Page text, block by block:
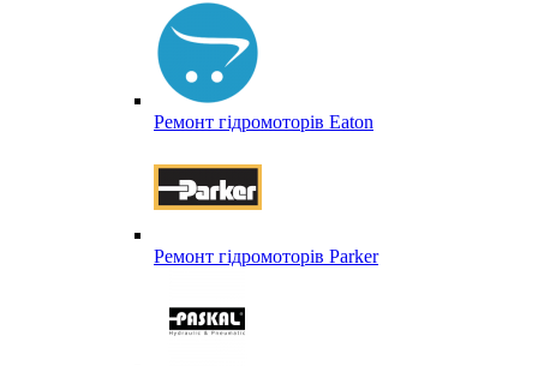
Ремонт гідромоторів Eaton
Ремонт гідромоторів Parker